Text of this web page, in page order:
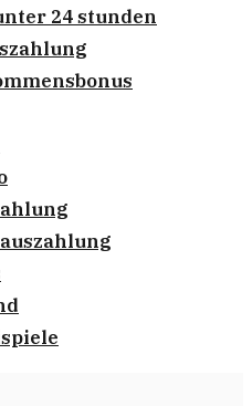
24 stunden